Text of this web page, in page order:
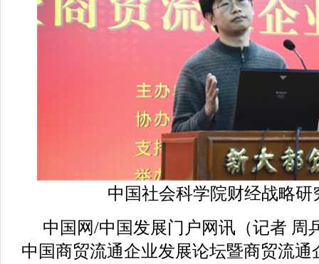
中国社会科学院财经战略研
中国网/中国发展门户网讯（记者 周
中国商贸流通企业发展论坛暨商贸流